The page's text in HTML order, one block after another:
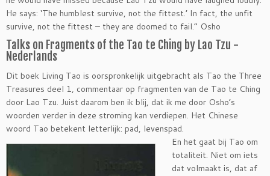
He says: ‘The humblest survive, not the fittest.’ In fact, the unfit
survive, not the fittest – they are doomed to fail.” Osho
Talks on Fragments of the Tao te Ching by Lao Tzu -
Nederlands
Dit boek Living Tao is oorspronkelijk uitgebracht als Tao the Three
Treasures deel 1, commentaar op fragmenten van de Tao te Ching
door Lao Tzu. Juist daarom ben ik blij, dat ik me door Osho’s
woorden verder in deze stroming kan verdiepen. Het Chinese
woord Tao betekent letterlijk: pad, levenspad.
En het gaat bij Tao om
totaliteit. Niet om iets
dat volmaakt is, dat af